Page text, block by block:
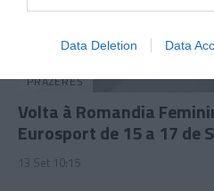
Data Deletion Data
PRAZERES
Volta à Romandia
Eurosport de 15 a 17 de
13 Set 10:15